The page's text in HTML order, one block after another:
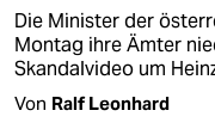
Die Minister der
Montag ihre Ämter
Skandalvideo um
Von Ralf Leonhard